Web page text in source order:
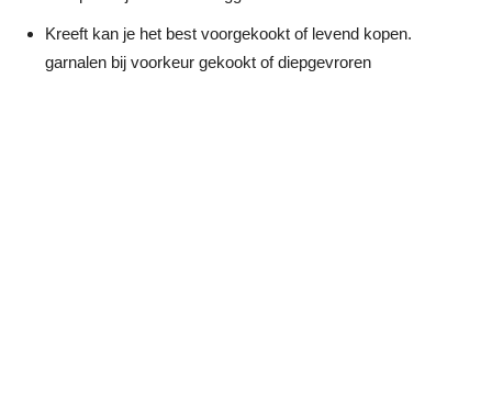
Kreeft kan je het best voorgekookt of levend kopen.
garnalen bij voorkeur gekookt of diepgevroren